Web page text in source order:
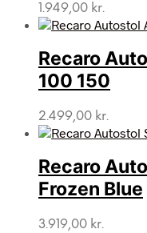
1.949,00 kr.
Recaro
100 150
2.499,00 kr.
Recaro
Frozen Blue
3.919,00 kr.